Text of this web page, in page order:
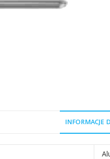
INFORMACJE